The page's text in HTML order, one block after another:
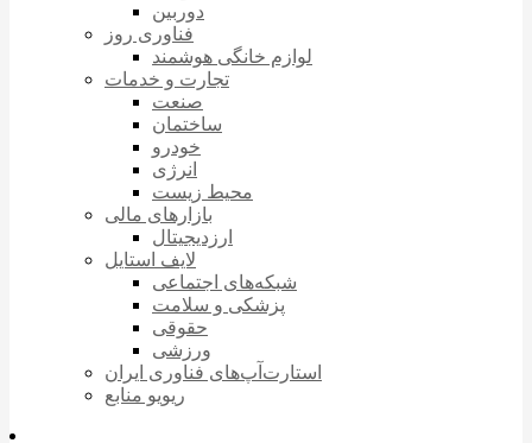
دوربین
فناوری روز
لوازم خانگی هوشمند
تجارت و خدمات
صنعت
ساختمان
خودرو
انرژی
محیط زیست
بازارهای مالی
ارزدیجیتال
لایف استایل
شبکه‌های اجتماعی
پزشکی و سلامت
حقوقی
ورزشی
استارت‌آپ‌های فناوری ایران
ریویو منابع